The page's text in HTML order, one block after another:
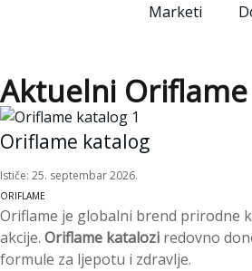
Marketi
Aktuelni
Oriflame katalog
Ističe: 25. septembar 2026.
ORIFLAME
Oriflame je globalni brend prirodne
akcije. Oriflame katalozi redovno
formule za ljepotu i zdravlje.